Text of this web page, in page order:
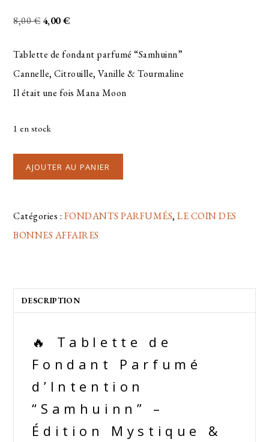
8,00€ 4,00€
Tablette de fondant parfumé “Samhuinn”
Cannelle, Citrouille, Vanille & Tourmaline
Il était une fois Mana Moon
1 en stock
AJOUTER AU PANIER
Catégories : FONDANTS PARFUMÉS,LE COIN DES
BONNES AFFAIRES
DESCRIPTION
🔥 Tablette de
Fondant Parfumé
d’Intention
“Samhuinn” –
Édition Mystique &